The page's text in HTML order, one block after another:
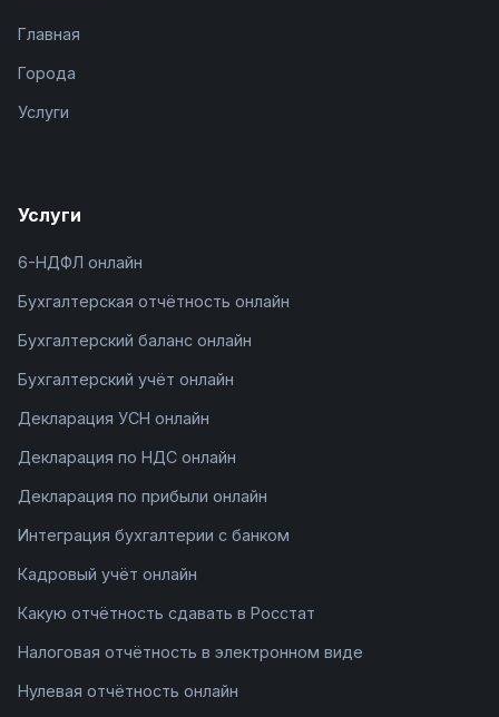
Главная
Города
Услуги
Услуги
6-НДФЛ онлайн
Бухгалтерская отчётность онлайн
Бухгалтерский баланс онлайн
Бухгалтерский учёт онлайн
Декларация УСН онлайн
Декларация по НДС онлайн
Декларация по прибыли онлайн
Интеграция бухгалтерии с банком
Кадровый учёт онлайн
Какую отчётность сдавать в Росстат
Налоговая отчётность в электронном виде
Нулевая отчётность онлайн